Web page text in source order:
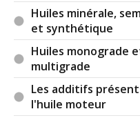
Et au final je vois
pointues des
@Arkane : merci de
absence ;-)
Réagir à
Huiles minérale,
et synthétique
Huiles monograde
multigrade
Les additifs
l'huile moteur